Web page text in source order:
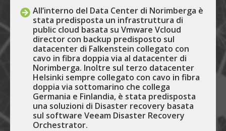
All’interno del Data Center di Norimberga è
stata predisposta un infrastruttura di
public cloud basata su Vmware Vcloud
director con backup predisposto sul
datacenter di Falkenstein collegato con
cavo in fibra doppia via al datacenter di
Norimberga. Inoltre sul terzo datacenter
Helsinki sempre collegato con cavo in fibra
doppia via sottomarino che collega
Germania e Finlandia, è stata predisposta
una soluzioni di Disaster recovery basata
sul software Veeam Disaster Recovery
Orchestrator.